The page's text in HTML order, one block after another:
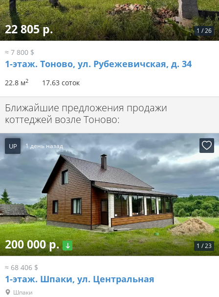
1 /26
22 805 р.
≈ 7 800 $
1-этаж. Тоново, ул. Рубежевичская, д. 34
22.8 м2 17.63 соток
Ближайшие предложения продажи
коттеджей возле Тоново:
UP 1 день назад
1 /23
200 000 р.
≈ 68 406 $
1-этаж. Шпаки, ул. Центральная
Шпаки